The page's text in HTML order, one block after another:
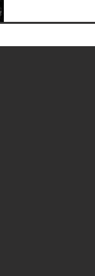
acabou, mas já é hora
Copa São Paulo...